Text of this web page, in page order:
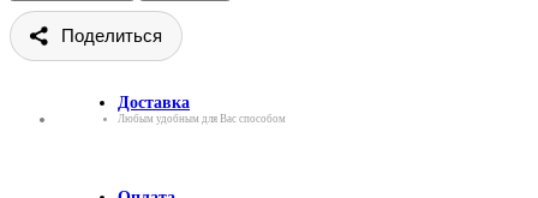
Поделиться
Доставка
Любым удобным для Вас способом